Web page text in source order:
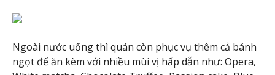
Ngoài nước uống thì quán còn phục vụ thêm cả bánh
ngọt để ăn kèm với nhiều mùi vị hấp dẫn như: Opera,